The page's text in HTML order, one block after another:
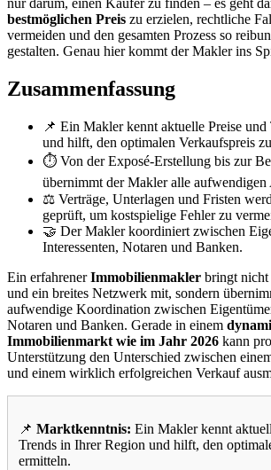
nur darum, einen Käufer zu finden – es geht
bestmöglichen Preis zu erzielen, rechtliche
vermeiden und den gesamten Prozess so
gestalten. Genau hier kommt der Makler ins
Zusammenfassung
📌 Ein Makler kennt aktuelle Preise
und hilft, den optimalen Verkaufspreis
⏱️ Von der Exposé-Erstellung bis zur
übernimmt der Makler alle aufwendigen
⚖️ Verträge, Unterlagen und Fristen
geprüft, um kostspielige Fehler zu
🤝 Der Makler koordiniert zwischen
Interessenten, Notaren und Banken.
Ein erfahrenerImmobilienmakler bringt nicht
und ein breites Netzwerk mit, sondern
aufwendige Koordination zwischen
Notaren und Banken. Gerade in einem
Immobilienmarkt wie im Jahr 2026 kann
Unterstützung den Unterschied zwischen
und einem wirklich erfolgreichen Verkauf
📌 Marktkenntnis: Ein Makler kennt
Trends in Ihrer Region und hilft, den
ermitteln.